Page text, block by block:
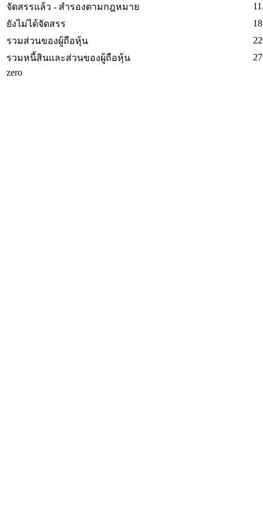
จัดสรรแล้ว - สำรองตามกฎหมาย
ยังไม่ได้จัดสรร
รวมส่วนของผู้ถือหุ้น
รวมหนี้สินและส่วนของผู้ถือหุ้น
zero